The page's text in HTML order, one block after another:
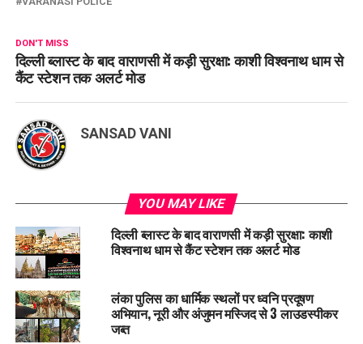
DON'T MISS
दिल्ली ब्लास्ट के बाद वाराणसी में कड़ी सुरक्षा: काशी विश्वनाथ धाम से
कैंट स्टेशन तक अलर्ट मोड
SANSAD VANI
YOU MAY LIKE
दिल्ली ब्लास्ट के बाद वाराणसी में कड़ी सुरक्षा: काशी
विश्वनाथ धाम से कैंट स्टेशन तक अलर्ट मोड
लंका पुलिस का धार्मिक स्थलों पर ध्वनि प्रदूषण
अभियान, नूरी और अंजुमन मस्जिद से 3 लाउडस्पीकर
जब्त